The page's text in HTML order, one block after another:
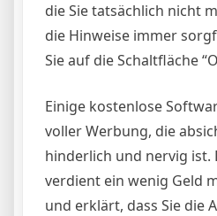
die Sie tatsächlich nicht
die Hinweise immer
Sie auf die Schaltfläche
Einige kostenlose
voller Werbung, die
hinderlich und nervig
verdient ein wenig Geld
und erklärt, dass Sie die